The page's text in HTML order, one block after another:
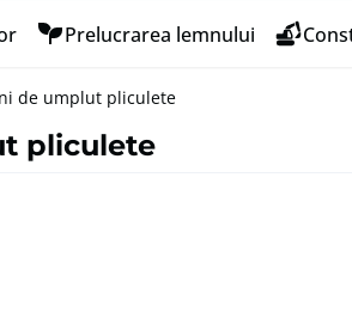
Prelucrarea lemnului
de umplut pliculete
pliculete